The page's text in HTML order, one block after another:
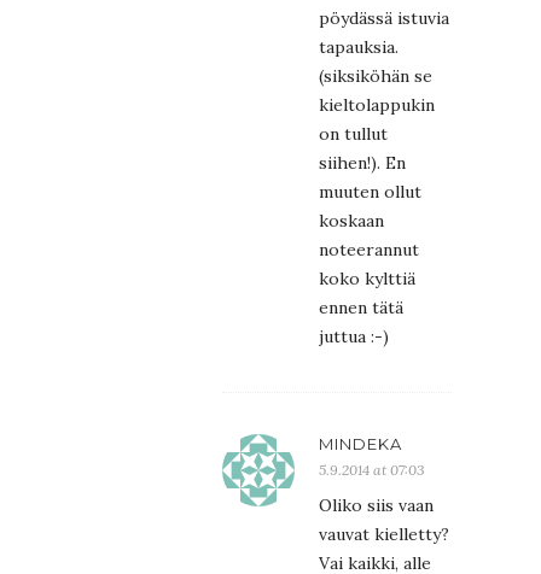
pöydässä istuvia
tapauksia.
(siksiköhän se
kieltolappukin
on tullut
siihen!). En
muuten ollut
koskaan
noteerannut
koko kylttiä
ennen tätä
juttua :-)
MINDEKA
5.9.2014 at 07:03
Oliko siis vaan
vauvat kielletty?
Vai kaikki, alle